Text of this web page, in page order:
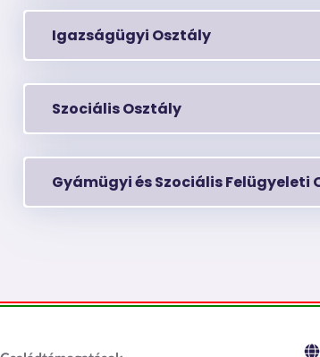
Igazságügyi Osztály
Szociális Osztály
Gyámügyi és Szociális Felügyeleti